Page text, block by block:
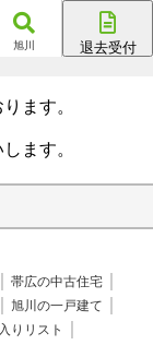
旭川 退去受付
ます。
ます。
帯広の中古住宅
旭川の一戸建て
りリスト